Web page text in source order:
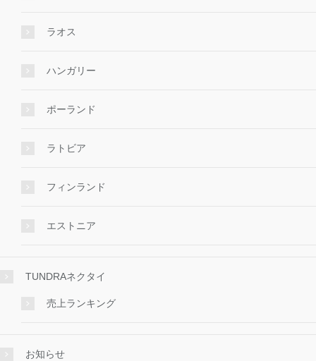
ラオス
ハンガリー
ポーランド
ラトビア
フィンランド
エストニア
TUNDRAネクタイ
売上ランキング
お知らせ